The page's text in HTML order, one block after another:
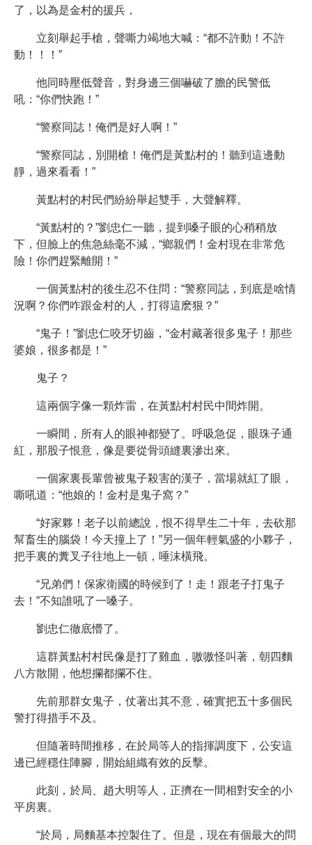
了，以為是金村的援兵，
立刻舉起手槍，聲嘶力竭地大喊：“都不許動！不許
動！！！”
他同時壓低聲音，對身邊三個嚇破了膽的民警低
吼：“你們快跑！”
“警察同誌！俺們是好人啊！”
“警察同誌，別開槍！俺們是黃點村的！聽到這邊動
靜，過來看看！”
黃點村的村民們紛紛舉起雙手，大聲解釋。
“黃點村的？”劉忠仁一聽，提到嗓子眼的心稍稍放
下，但臉上的焦急絲毫不減，“鄉親們！金村現在非常危
險！你們趕緊離開！”
一個黃點村的後生忍不住問：“警察同誌，到底是啥情
況啊？你們咋跟金村的人，打得這麽狠？”
“鬼子！”劉忠仁咬牙切齒，“金村藏著很多鬼子！那些
婆娘，很多都是！”
鬼子？
這兩個字像一顆炸雷，在黃點村村民中間炸開。
一瞬間，所有人的眼神都變了。呼吸急促，眼珠子通
紅，那股子恨意，像是要從骨頭縫裏滲出來。
一個家裏長輩曾被鬼子殺害的漢子，當場就紅了眼，
嘶吼道：“他娘的！金村是鬼子窩？”
“好家夥！老子以前總說，恨不得早生二十年，去砍那
幫畜生的腦袋！今天撞上了！”另一個年輕氣盛的小夥子，
把手裏的糞叉子往地上一頓，唾沫橫飛。
“兄弟們！保家衛國的時候到了！走！跟老子打鬼子
去！”不知誰吼了一嗓子。
劉忠仁徹底懵了。
這群黃點村村民像是打了雞血，嗷嗷怪叫著，朝四麵
八方散開，他想攔都攔不住。
先前那群女鬼子，仗著出其不意，確實把五十多個民
警打得措手不及。
但隨著時間推移，在於局等人的指揮調度下，公安這
邊已經穩住陣腳，開始組織有效的反擊。
此刻，於局、趙大明等人，正擠在一間相對安全的小
平房裏。
“於局，局麵基本控製住了。但是，現在有個最大的問